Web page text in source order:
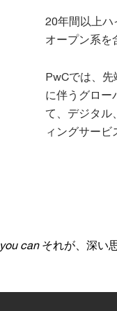
20年間以上ハ
オープン系を
PwCでは、
に伴うグロー
て、デジタル
ィングサービ
can それが、深い